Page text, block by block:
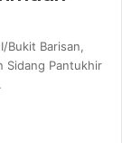
I/Bukit Barisan,
Sidang Pantukhir